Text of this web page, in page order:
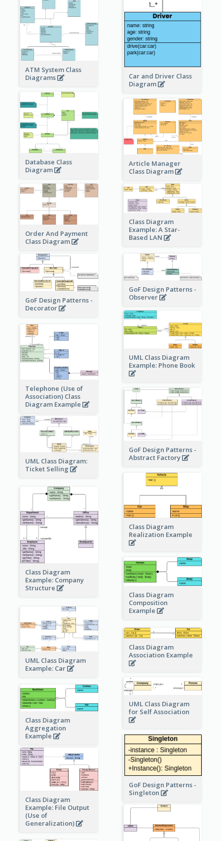
Car and Driver Class
Diagram
ATM System Class
Diagrams
Database Class
Diagram
Article Manager
Class Diagram
Order And Payment
Class Diagram
Class Diagram
Example: A Star-
Based LAN
GoF Design Patterns -
Decorator
GoF Design Patterns -
Observer
UML Class Diagram
Example: Phone Book
Telephone (Use of
Association) Class
Diagram Example
GoF Design Patterns -
Abstract Factory
UML Class Diagram:
Ticket Selling
Class Diagram
Realization Example
Class Diagram
Example: Company
Structure
Class Diagram
Composition
Example
UML Class Diagram
Example: Car
Class Diagram
Association Example
UML Class Diagram
for Self Association
Class Diagram
Aggregation
Example
GoF Design Patterns -
Singleton
Class Diagram
Example: File Output
(Use of
Generalization)